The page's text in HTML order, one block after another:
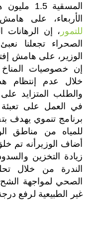
المسقية 1.5 مليون هكتار.
الأربعاء، على هامش
للتمور ، إن الرهانات ا
الصحراء تجعلنا
الوزير، على هامش
إن خصوصيات
خلال عدم إنتظام
والطلب المتزايد
في العمل على تعبئة
برنامج تنموي يهدف
للمياه من مناطق
أضاف الوزيرأنه تم
زيادة التخزين
الندرة من خلال
الصحي لمواجهة الشح
غير الطبيعية لرفع